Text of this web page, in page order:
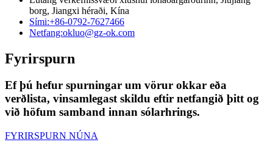
borg, Jiangxi héraði, Kína
Sími:+86-0792-7627466
Netfang:okluo@gz-ok.com
Fyrirspurn
Ef þú hefur spurningar um vörur okkar eða
verðlista, vinsamlegast skildu eftir netfangið þitt og
við höfum samband innan sólarhrings.
FYRIRSPURN NÚNA